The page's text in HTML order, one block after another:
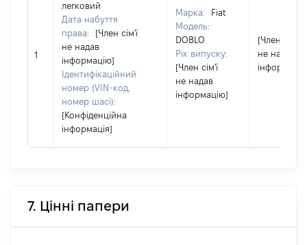
1
легковий
Дата набуття
права:
[Член сім'ї
не надав
інформацію]
Ідентифікаційний
номер (VIN-код,
номер шасі):
[Конфіденційна
інформація]
Марка:
Fiat
Модель:
DOBLO
Рік випуску:
[Член сім'ї
не надав
інформацію]
[Член сім'ї
не надав
7. Цінні папери